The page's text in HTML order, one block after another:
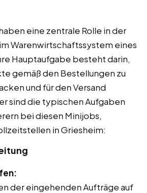
eine zentrale Rolle in der
Warenwirtschaftssystem eines
Hauptaufgabe besteht darin,
gemäß den Bestellungen zu
und für den Versand
sind die typischen Aufgaben
bei diesen Minijobs,
in Griesheim:
der eingehenden Aufträge auf